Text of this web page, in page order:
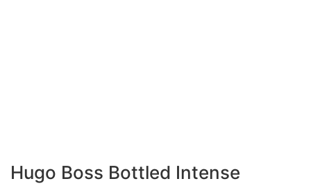
Hugo Boss Bottled Intense